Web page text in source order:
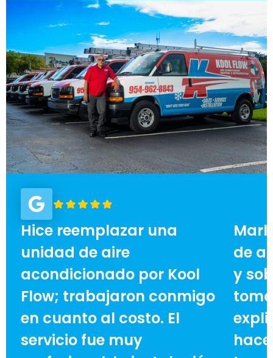
Hice reemplazar una
unidad de aire
acondicionado por Kool
Flow; trabajaron conmigo
en cuanto al costo. El
servicio fue muy
de
y